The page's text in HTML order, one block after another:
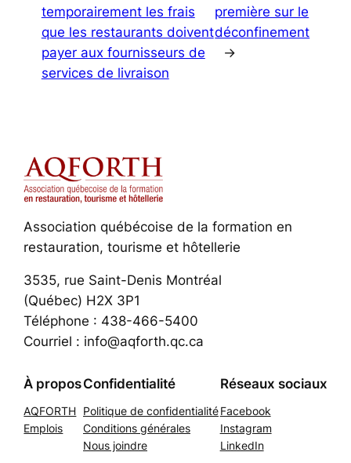
temporairement les frais
que les restaurants doivent
payer aux fournisseurs de
services de livraison
première sur le
déconfinement
→
Association québécoise de la formation en
restauration, tourisme et hôtellerie
3535, rue Saint-Denis Montréal
(Québec) H2X 3P1
Téléphone : 438-466-5400
Courriel : info@aqforth.qc.ca
À propos
AQFORTH
Emplois
Confidentialité
Politique de confidentialité
Conditions générales
Nous joindre
Réseaux sociaux
Facebook
Instagram
LinkedIn